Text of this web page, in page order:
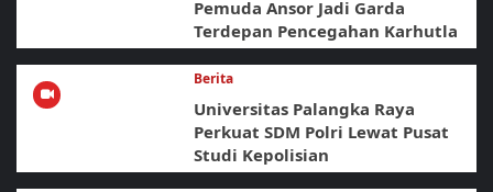
Pemuda Ansor Jadi Garda
Terdepan Pencegahan Karhutla
Berita
Universitas Palangka Raya
Perkuat SDM Polri Lewat Pusat
Studi Kepolisian